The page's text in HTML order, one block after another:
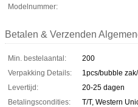
Modelnummer:
Betalen & Verzenden
Min. bestelaantal:
200
Verpakking Details:
1pcs/bubble
Levertijd:
20-25 dagen
Betalingscondities:
T/T, Western